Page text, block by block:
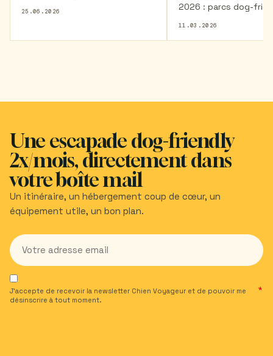
expérience beaucoup plus rare !
25.06.2026
2026 : parcs dog-
11.03.2026
Une escapade dog-friendly
2x/mois, directement dans
votre boîte mail
Un itinéraire, un hébergement coup de cœur, un
équipement utile, un bon plan.
J’accepte de recevoir la newsletter Chien Voyageur et de pouvoir me
désinscrire à tout moment.